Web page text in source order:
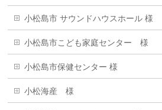
小松島市 サウンドハウスホール 様
小松島市こども家庭センター 様
小松島市保健センター 様
小松海産 様